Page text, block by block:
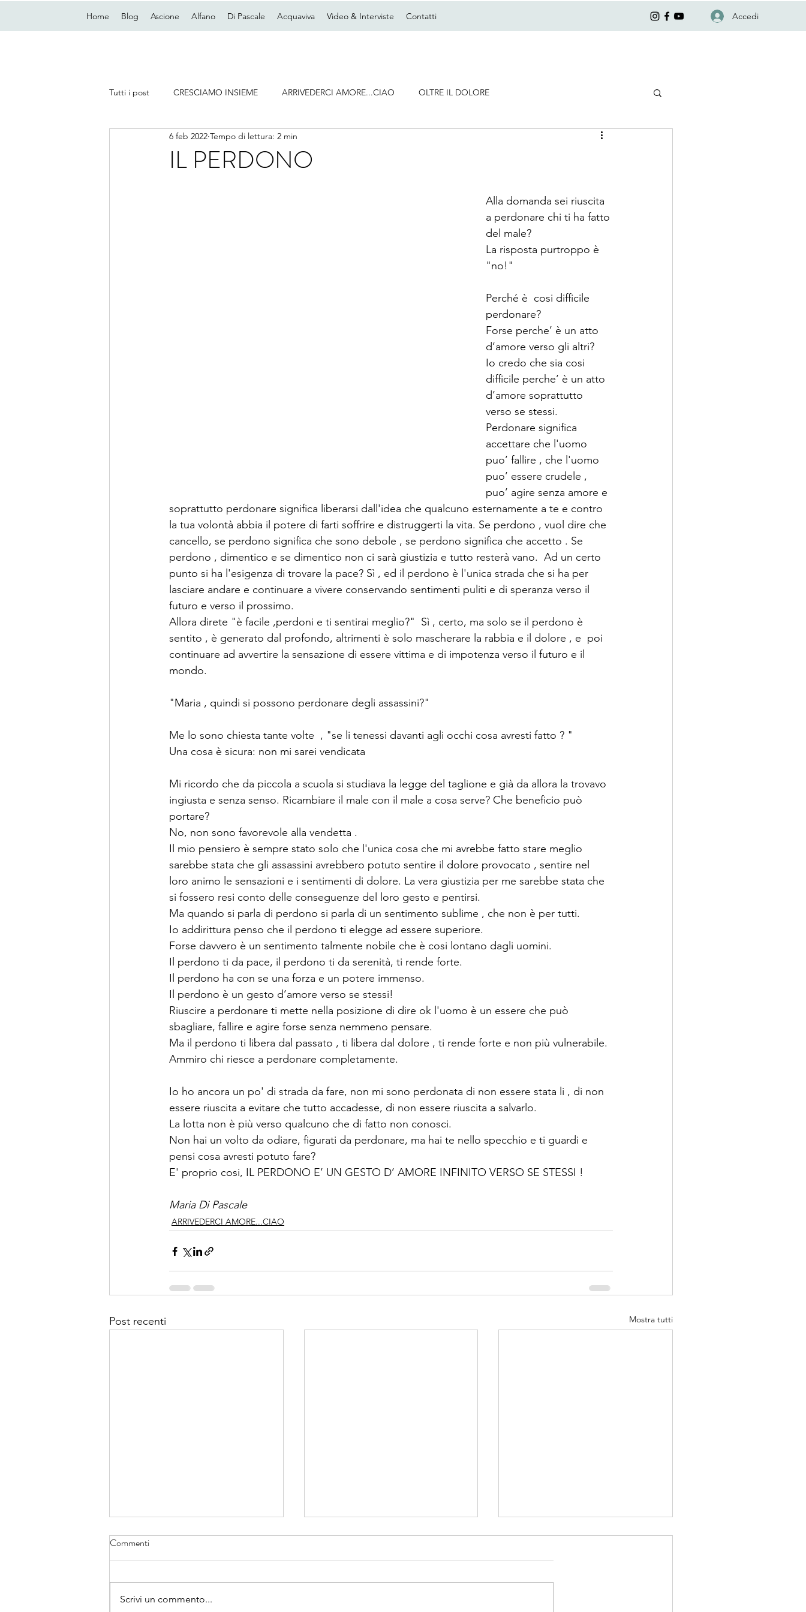
Home Blog Ascione Alfano Di Pascale Acquaviva Video & Interviste Contatti Accedi
Tutti i post CRESCIAMO INSIEME ARRIVEDERCI AMORE...CIAO OLTRE IL DOLORE
IL PERDONO
6 feb 2022 Tempo di lettura: 2 min
Alla domanda sei riuscita
a perdonare chi ti ha fatto
del male?
La risposta purtroppo è
"no!"
Perché è  cosi difficile
perdonare?
Forse perche’ è un atto
d’amore verso gli altri?
Io credo che sia cosi
difficile perche’ è un atto
d’amore soprattutto
verso se stessi.
Perdonare significa
accettare che l'uomo
puo’ fallire , che l'uomo
puo’ essere crudele ,
puo’ agire senza amore e
soprattutto perdonare significa liberarsi dall'idea che qualcuno esternamente a te e contro
la tua volontà abbia il potere di farti soffrire e distruggerti la vita. Se perdono , vuol dire che
cancello, se perdono significa che sono debole , se perdono significa che accetto . Se
perdono , dimentico e se dimentico non ci sarà giustizia e tutto resterà vano.  Ad un certo
punto si ha l'esigenza di trovare la pace? Sì , ed il perdono è l'unica strada che si ha per
lasciare andare e continuare a vivere conservando sentimenti puliti e di speranza verso il
futuro e verso il prossimo.
Allora direte "è facile ,perdoni e ti sentirai meglio?"  Sì , certo, ma solo se il perdono è
sentito , è generato dal profondo, altrimenti è solo mascherare la rabbia e il dolore , e  poi
continuare ad avvertire la sensazione di essere vittima e di impotenza verso il futuro e il
mondo.
"Maria , quindi si possono perdonare degli assassini?"
Me lo sono chiesta tante volte  , "se li tenessi davanti agli occhi cosa avresti fatto ? "
Una cosa è sicura: non mi sarei vendicata
Mi ricordo che da piccola a scuola si studiava la legge del taglione e già da allora la trovavo
ingiusta e senza senso. Ricambiare il male con il male a cosa serve? Che beneficio può
portare?
No, non sono favorevole alla vendetta .
Il mio pensiero è sempre stato solo che l'unica cosa che mi avrebbe fatto stare meglio
sarebbe stata che gli assassini avrebbero potuto sentire il dolore provocato , sentire nel
loro animo le sensazioni e i sentimenti di dolore. La vera giustizia per me sarebbe stata che
si fossero resi conto delle conseguenze del loro gesto e pentirsi.
Ma quando si parla di perdono si parla di un sentimento sublime , che non è per tutti.
Io addirittura penso che il perdono ti elegge ad essere superiore.
Forse davvero è un sentimento talmente nobile che è cosi lontano dagli uomini.
Il perdono ti da pace, il perdono ti da serenità, ti rende forte.
Il perdono ha con se una forza e un potere immenso.
Il perdono è un gesto d’amore verso se stessi!
Riuscire a perdonare ti mette nella posizione di dire ok l'uomo è un essere che può
sbagliare, fallire e agire forse senza nemmeno pensare.
Ma il perdono ti libera dal passato , ti libera dal dolore , ti rende forte e non più vulnerabile.
Ammiro chi riesce a perdonare completamente.
Io ho ancora un po' di strada da fare, non mi sono perdonata di non essere stata li , di non
essere riuscita a evitare che tutto accadesse, di non essere riuscita a salvarlo.
La lotta non è più verso qualcuno che di fatto non conosci.
Non hai un volto da odiare, figurati da perdonare, ma hai te nello specchio e ti guardi e
pensi cosa avresti potuto fare?
E' proprio cosi, IL PERDONO E’ UN GESTO D’ AMORE INFINITO VERSO SE STESSI !
Maria Di Pascale
ARRIVEDERCI AMORE...CIAO
Post recenti Mostra tutti
Non ci è dato soffrire
Commenti
Scrivi un commento...